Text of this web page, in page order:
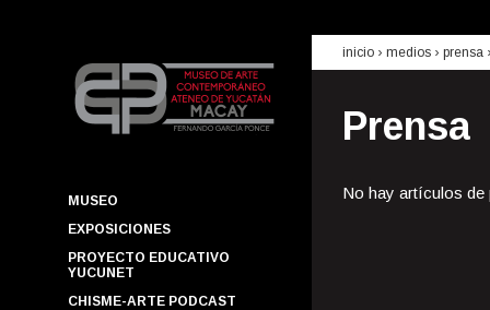
MUSEO
EXPOSICIONES
PROYECTO EDUCATIVO
YUCUNET
CHISME-ARTE PODCAST
inicio › medios › prensa
Prensa
No hay artículos de